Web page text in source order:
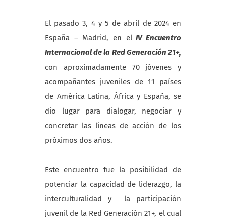
El pasado 3, 4 y 5 de abril de 2024 en
España – Madrid, en elIV Encuentro
Internacional de la Red Generación 21+,
con aproximadamente 70 jóvenes y
acompañantes juveniles de 11 países
de América Latina, África y España, se
dio lugar para dialogar, negociar y
concretar las líneas de acción de los
próximos dos años.
Este encuentro fue la posibilidad de
potenciar la capacidad de liderazgo, la
interculturalidad y la participación
juvenil de la Red Generación 21+, el cual